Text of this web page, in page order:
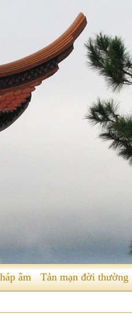
âm Tản mạn đời thường